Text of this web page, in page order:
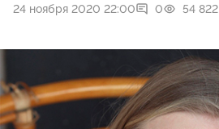
24 ноября 2020 22:00 0 54 822